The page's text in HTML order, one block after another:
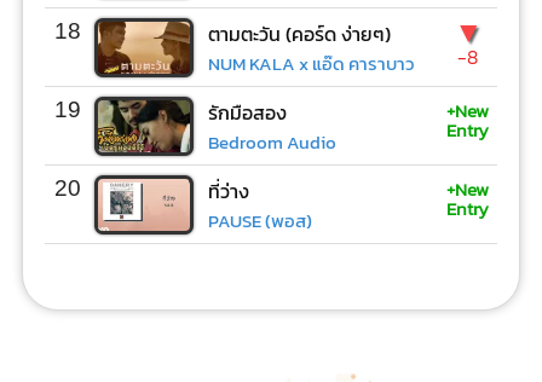
18 ตามตะวัน (คอร์ด ง่ายๆ)
NUM KALA x แอ๊ด คาราบาว
▼
-8
19 รักมือสอง
Bedroom Audio
+New
Entry
20 ที่ว่าง
PAUSE (พอส)
+New
Entry